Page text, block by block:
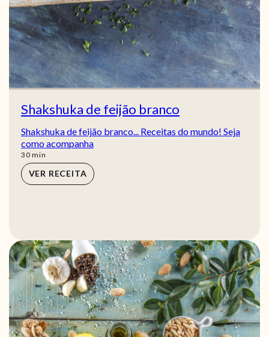
Shakshuka de feijão branco
Shakshuka de feijão branco... Receitas do mundo! Seja
como acompanha
30min
min
VER RECEITA